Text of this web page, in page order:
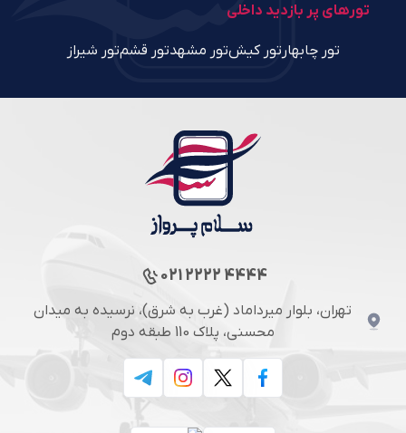
تورهای پر بازدید داخلی
تور چابهار تور کیشتور مشهدتور قشمتور شیراز
021 2222 4444
تهران، بلوار میرداماد (غرب به شرق)، نرسیده به میدان
محسنی، پلاک 110 طبقه دوم